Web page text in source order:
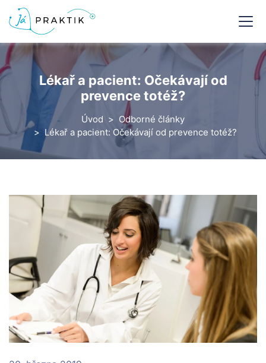
Lékař a pacient: Očekávají od
prevence totéž?
Úvod
Odborné články
Lékař a pacient: Očekávají od prevence totéž?